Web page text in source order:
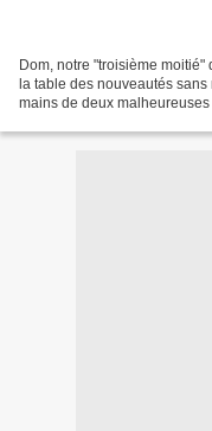
Dom, notre "troisième
la table des nouveautés
mains de deux